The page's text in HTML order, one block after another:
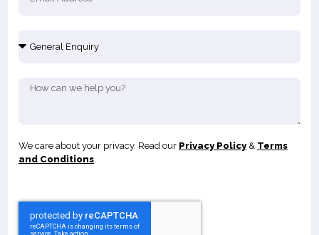
We care about your privacy. Read our Privacy Policy& Terms
and Conditions